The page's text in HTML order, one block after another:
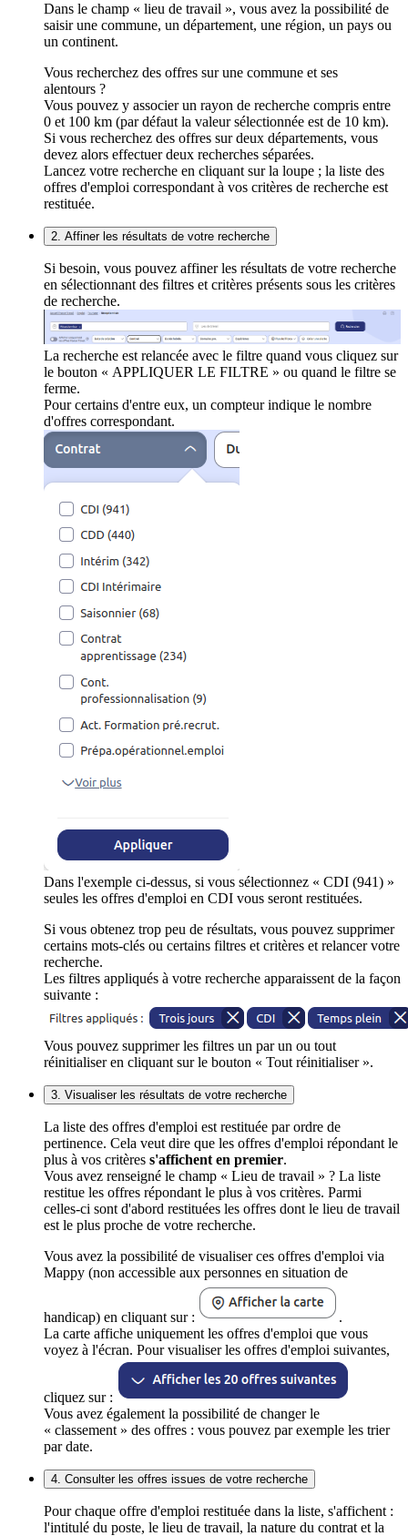
Dans le champ « lieu de travail », vous avez la possibilité de
saisir une commune, un département, une région, un pays ou
un continent.
Vous recherchez des offres sur une commune et ses
alentours ?
Vous pouvez y associer un rayon de recherche compris entre
0 et 100 km (par défaut la valeur sélectionnée est de 10 km).
Si vous recherchez des offres sur deux départements, vous
devez alors effectuer deux recherches séparées.
Lancez votre recherche en cliquant sur la loupe ; la liste des
offres d'emploi correspondant à vos critères de recherche est
restituée.
2. Affiner les résultats de votre recherche
Si besoin, vous pouvez affiner les résultats de votre recherche
en sélectionnant des filtres et critères présents sous les critères
de recherche.
La recherche est relancée avec le filtre quand vous cliquez sur
le bouton « APPLIQUER LE FILTRE » ou quand le filtre se
ferme.
Pour certains d'entre eux, un compteur indique le nombre
d'offres correspondant.
Dans l'exemple ci-dessus, si vous sélectionnez « CDI (941) »
seules les offres d'emploi en CDI vous seront restituées.
Si vous obtenez trop peu de résultats, vous pouvez supprimer
certains mots-clés ou certains filtres et critères et relancer votre
recherche.
Les filtres appliqués à votre recherche apparaissent de la façon
suivante :
Vous pouvez supprimer les filtres un par un ou tout
réinitialiser en cliquant sur le bouton « Tout réinitialiser ».
3. Visualiser les résultats de votre recherche
La liste des offres d'emploi est restituée par ordre de
pertinence. Cela veut dire que les offres d'emploi répondant le
plus à vos critères s'affichent en premier.
Vous avez renseigné le champ « Lieu de travail » ? La liste
restitue les offres répondant le plus à vos critères. Parmi
celles-ci sont d'abord restituées les offres dont le lieu de travail
est le plus proche de votre recherche.
Vous avez la possibilité de visualiser ces offres d'emploi via
Mappy (non accessible aux personnes en situation de
handicap) en cliquant sur :
.
La carte affiche uniquement les offres d'emploi que vous
voyez à l'écran. Pour visualiser les offres d'emploi suivantes,
cliquez sur :
Vous avez également la possibilité de changer le
« classement » des offres : vous pouvez par exemple les trier
par date.
4. Consulter les offres issues de votre recherche
Pour chaque offre d'emploi restituée dans la liste, s'affichent :
l'intitulé du poste, le lieu de travail, la nature du contrat et la